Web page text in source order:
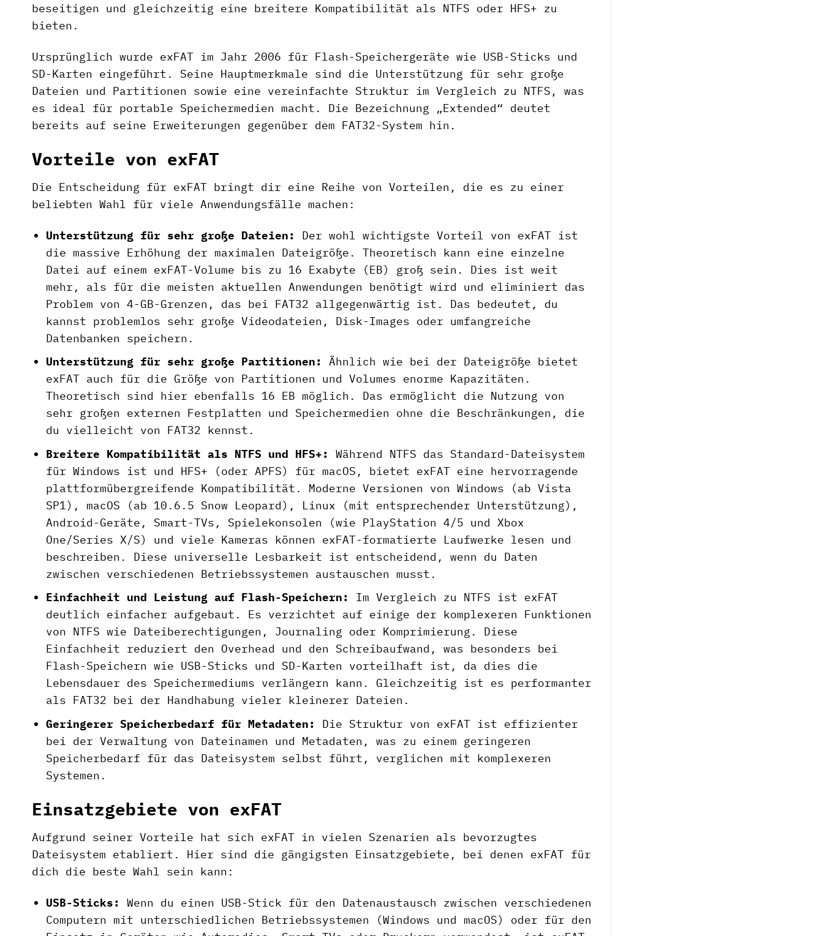
beseitigen und gleichzeitig eine breitere Kompatibilität als NTFS oder HFS+ zu
bieten.
Ursprünglich wurde exFAT im Jahr 2006 für Flash-Speichergeräte wie USB-Sticks und
SD-Karten eingeführt. Seine Hauptmerkmale sind die Unterstützung für sehr große
Dateien und Partitionen sowie eine vereinfachte Struktur im Vergleich zu NTFS, was
es ideal für portable Speichermedien macht. Die Bezeichnung „Extended“ deutet
bereits auf seine Erweiterungen gegenüber dem FAT32-System hin.
Vorteile von exFAT
Die Entscheidung für exFAT bringt dir eine Reihe von Vorteilen, die es zu einer
beliebten Wahl für viele Anwendungsfälle machen:
Unterstützung für sehr große Dateien:
Der wohl wichtigste Vorteil von exFAT ist
die massive Erhöhung der maximalen Dateigröße. Theoretisch kann eine einzelne
Datei auf einem exFAT-Volume bis zu 16 Exabyte (EB) groß sein. Dies ist weit
mehr, als für die meisten aktuellen Anwendungen benötigt wird und eliminiert das
Problem von 4-GB-Grenzen, das bei FAT32 allgegenwärtig ist. Das bedeutet, du
kannst problemlos sehr große Videodateien, Disk-Images oder umfangreiche
Datenbanken speichern.
Unterstützung für sehr große Partitionen:
Ähnlich wie bei der Dateigröße bietet
exFAT auch für die Größe von Partitionen und Volumes enorme Kapazitäten.
Theoretisch sind hier ebenfalls 16 EB möglich. Das ermöglicht die Nutzung von
sehr großen externen Festplatten und Speichermedien ohne die Beschränkungen, die
du vielleicht von FAT32 kennst.
Breitere Kompatibilität als NTFS und HFS+:
Während NTFS das Standard-Dateisystem
für Windows ist und HFS+ (oder APFS) für macOS, bietet exFAT eine hervorragende
plattformübergreifende Kompatibilität. Moderne Versionen von Windows (ab Vista
SP1), macOS (ab 10.6.5 Snow Leopard), Linux (mit entsprechender Unterstützung),
Android-Geräte, Smart-TVs, Spielekonsolen (wie PlayStation 4/5 und Xbox
One/Series X/S) und viele Kameras können exFAT-formatierte Laufwerke lesen und
beschreiben. Diese universelle Lesbarkeit ist entscheidend, wenn du Daten
zwischen verschiedenen Betriebssystemen austauschen musst.
Einfachheit und Leistung auf Flash-Speichern:
Im Vergleich zu NTFS ist exFAT
deutlich einfacher aufgebaut. Es verzichtet auf einige der komplexeren Funktionen
von NTFS wie Dateiberechtigungen, Journaling oder Komprimierung. Diese
Einfachheit reduziert den Overhead und den Schreibaufwand, was besonders bei
Flash-Speichern wie USB-Sticks und SD-Karten vorteilhaft ist, da dies die
Lebensdauer des Speichermediums verlängern kann. Gleichzeitig ist es performanter
als FAT32 bei der Handhabung vieler kleinerer Dateien.
Geringerer Speicherbedarf für Metadaten:
Die Struktur von exFAT ist effizienter
bei der Verwaltung von Dateinamen und Metadaten, was zu einem geringeren
Speicherbedarf für das Dateisystem selbst führt, verglichen mit komplexeren
Systemen.
Einsatzgebiete von exFAT
Aufgrund seiner Vorteile hat sich exFAT in vielen Szenarien als bevorzugtes
Dateisystem etabliert. Hier sind die gängigsten Einsatzgebiete, bei denen exFAT für
dich die beste Wahl sein kann:
USB-Sticks:
Wenn du einen USB-Stick für den Datenaustausch zwischen verschiedenen
Computern mit unterschiedlichen Betriebssystemen (Windows und macOS) oder für den